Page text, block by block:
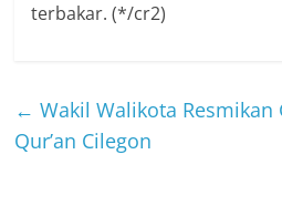
terbakar. (*/cr2)
← Wakil Walikota Resmikan
Qur’an Cilegon